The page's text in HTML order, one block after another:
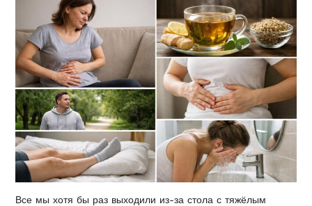
Все мы хотя бы раз выходили из-за стола с тяжёлым